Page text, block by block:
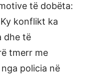
të dobëta:
konflikt ka
dhe të
tmerr me
policia në